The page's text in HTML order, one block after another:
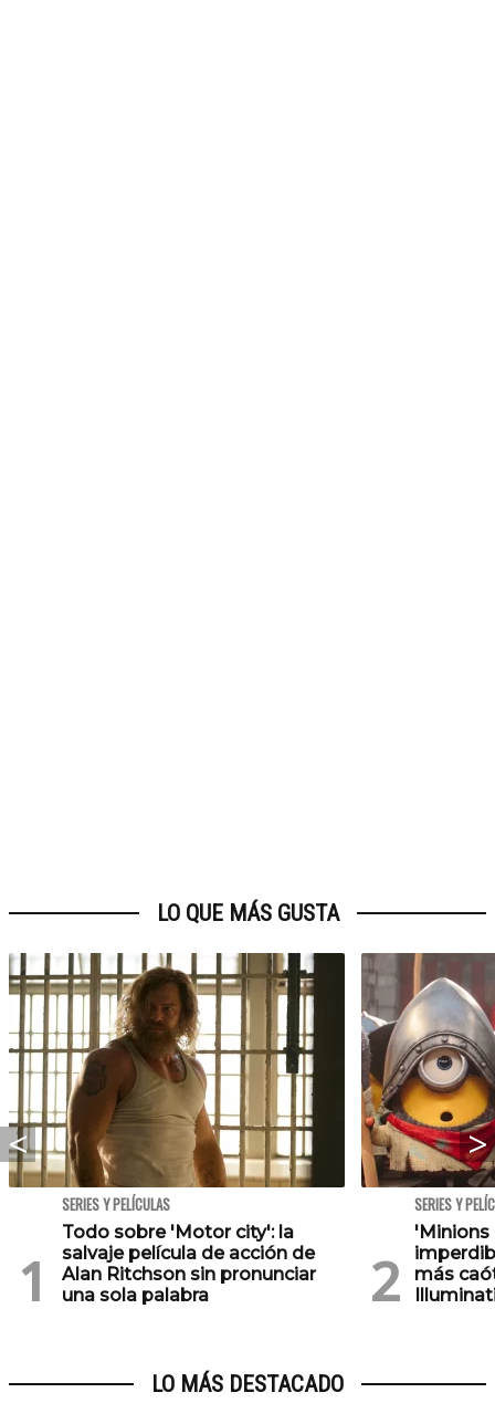
LO QUE MÁS GUSTA
SERIES Y PELÍCULAS
Todo sobre 'Motor city': la
salvaje película de acción de
Alan Ritchson sin pronunciar
una sola palabra
SERIES Y
'Minions
más
LO MÁS DESTACADO